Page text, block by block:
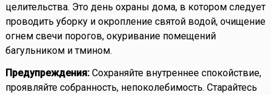
целительства. Это день охраны дома, в котором следует
проводить уборку и окропление святой водой, очищение
огнем свечи порогов, окуривание помещений
багульником и тмином.
Предупреждения:Сохраняйте внутреннее спокойствие,
проявляйте собранность, непоколебимость. Старайтесь